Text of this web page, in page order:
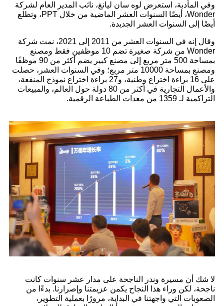
وفي المأدبة، استعرض لوه سان ليانغ، نائب المدير العام لشركة
Wonder، أيضًا السنوات العشر الماضية من خلال PPT، وتطلع
أيضًا إلى السنوات العشر الجديدة.
وقال إنه في السنوات العشر من 2011 إلى 2021، نمت شركة
Wonder من شركة صغيرة تضم 10 موظفين فقط ومصنع
بمساحة 500 متر مربع إلى مصنع كبير يضم أكثر من 90 موظفًا
ومصنع بمساحة 10000 متر مربع؛ وفي السنوات العشر، حصلت
على 16 براءة اختراع وطنية، و27 براءة اختراع نموذج المنفعة،
والأعمال التجارية في أكثر من 80 دولة حول العالم، والمبيعات
التراكمية لـ 1359 من معدات الطباعة الرقمية.
لا شك أن مسيرة وندر الناجحة على مدار عشر سنوات كانت
ناجحة، لكن وراء هذا النجاح يكمن عزيمتنا وإصرارنا. بدءًا من
الصعوبات التي واجهتنا في البداية، مرورًا بعملية التطوير،